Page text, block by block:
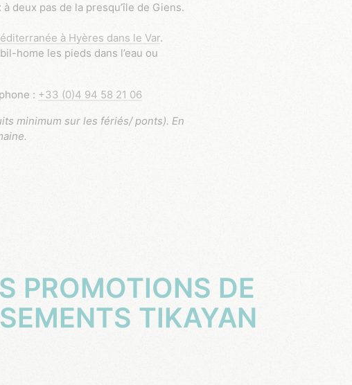
deux pas de la presqu’île de Giens.
à Hyères dans le Var.
home les pieds dans l’eau ou
: +33 (0)4 94 58 21 06
TIKAYAN